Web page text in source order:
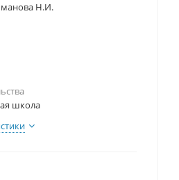
Н.И.
школа